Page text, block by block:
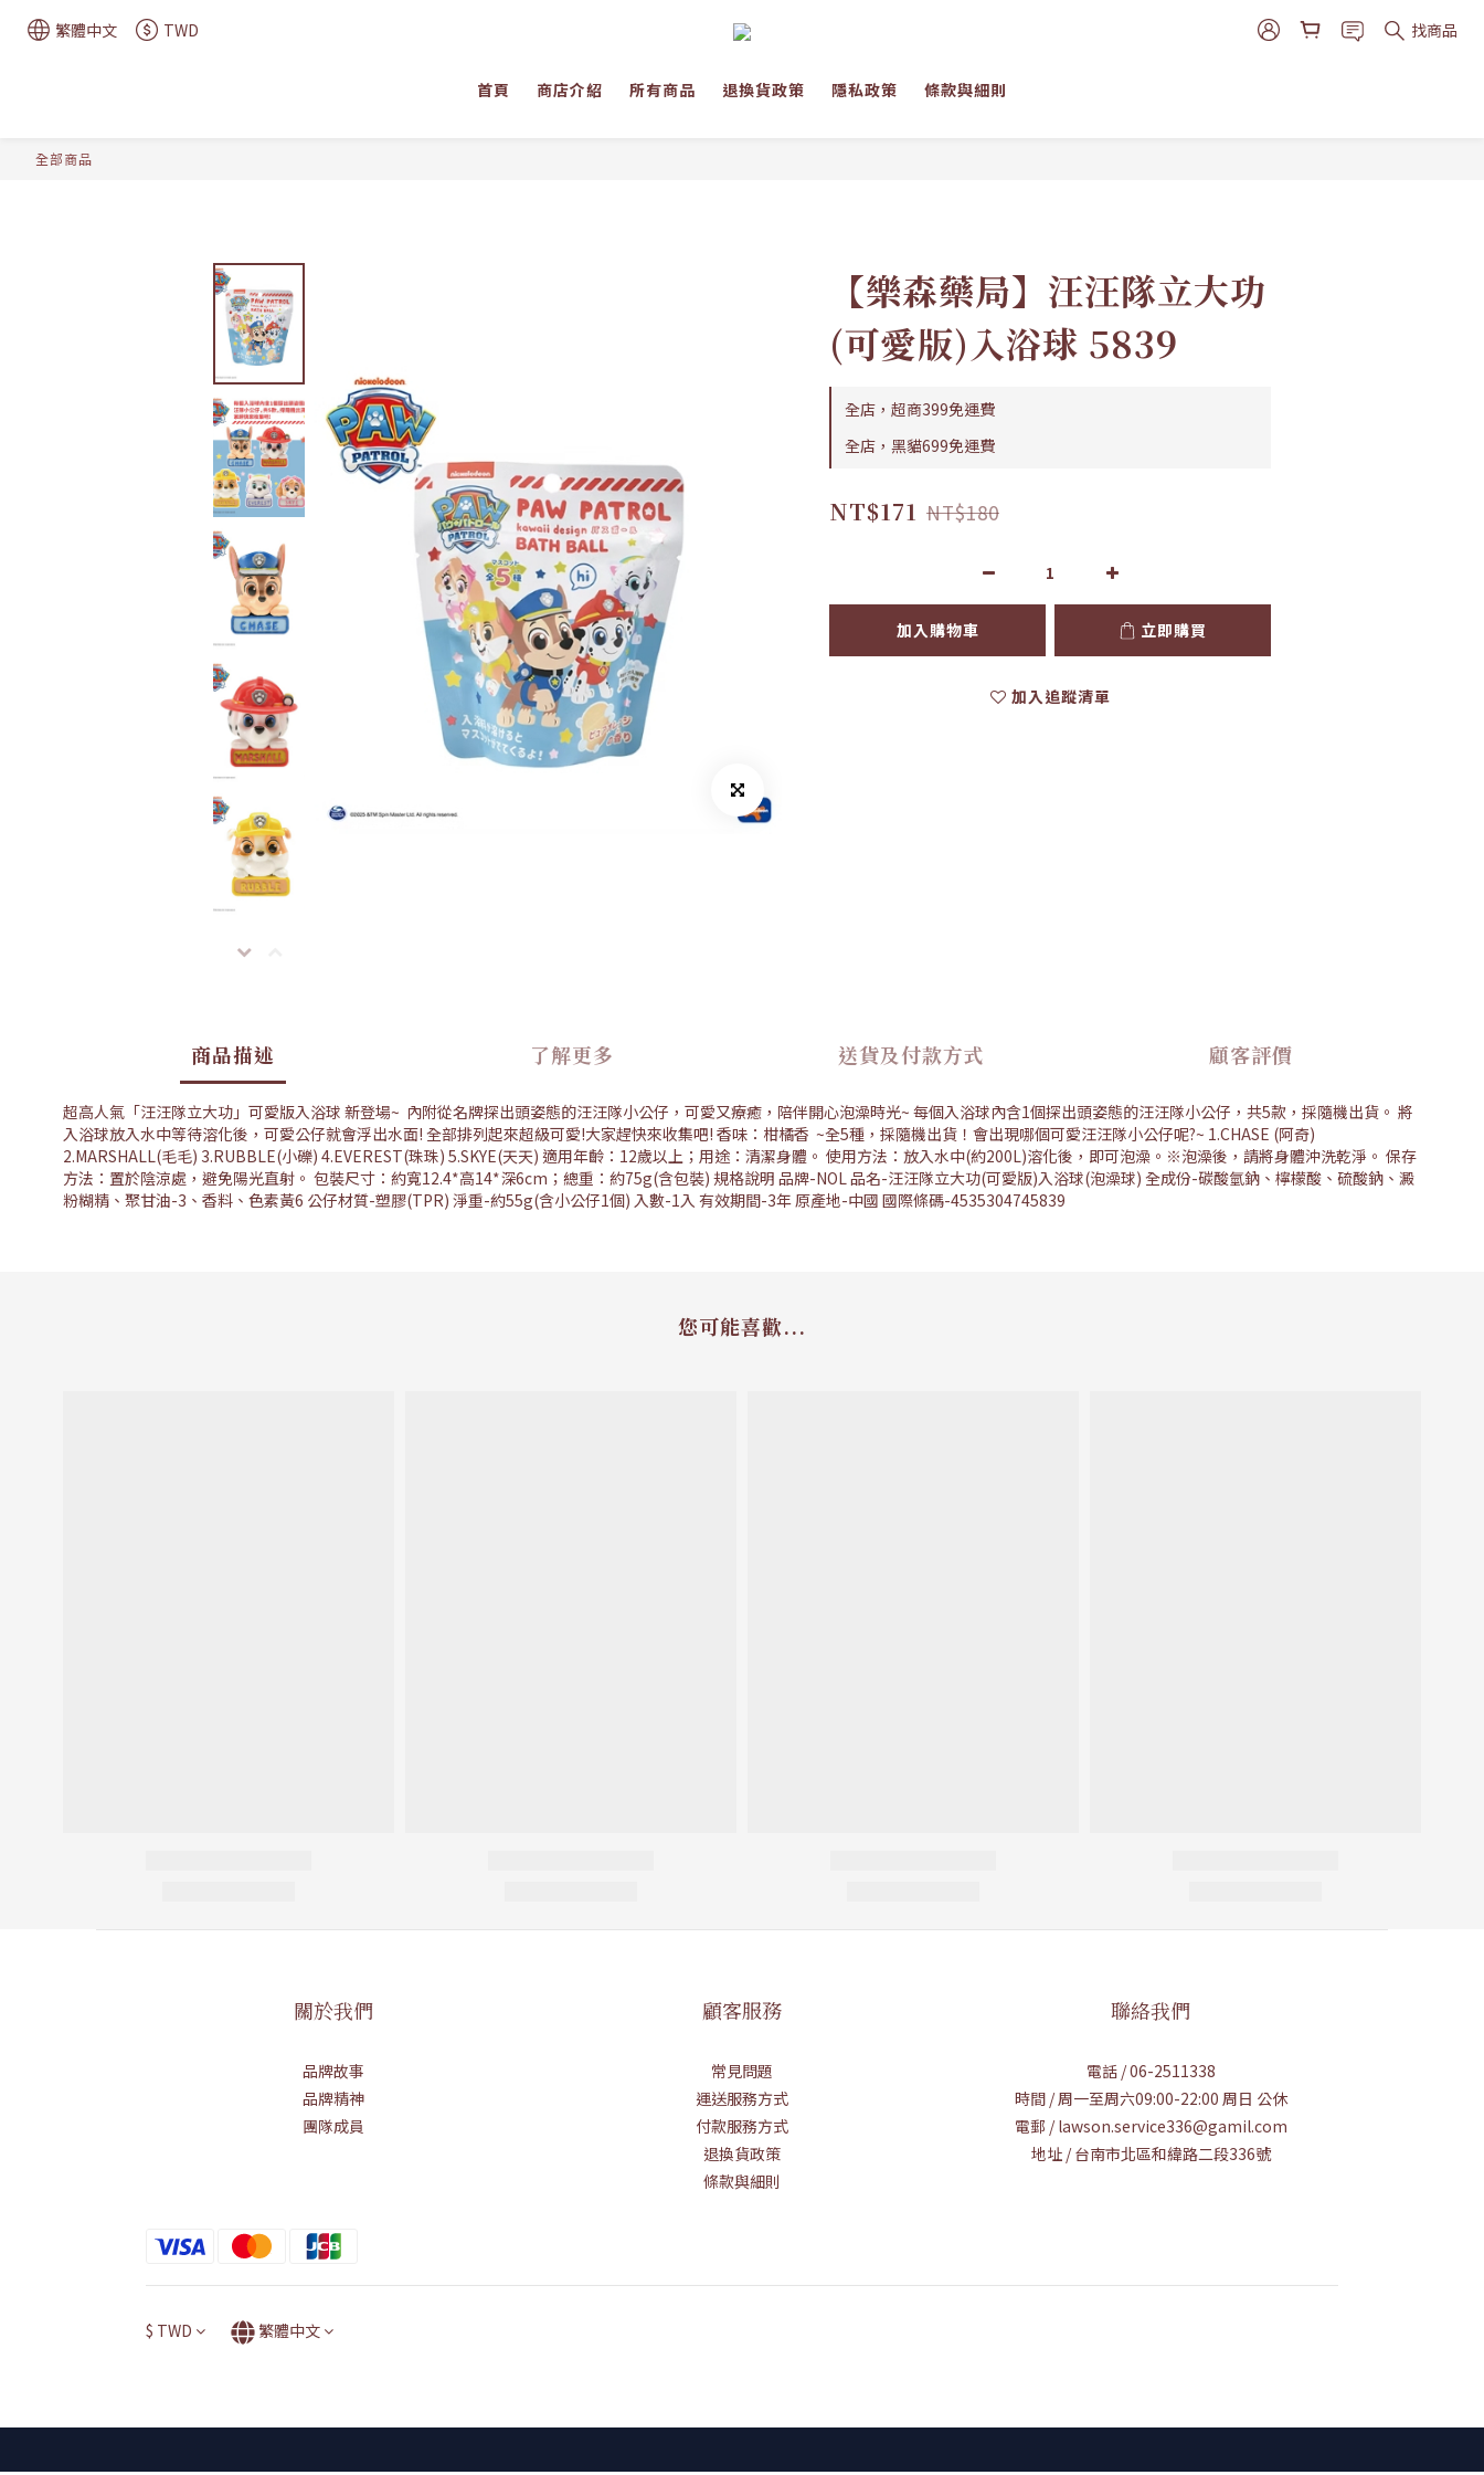
繁體中文 TWD 找商品
首頁 商店介紹 所有商品 退換貨政策 隱私政策 條款與細則
全部商品
【樂森藥局】汪汪隊立大功
(可愛版)入浴球 5839
全店，超商399免運費
全店，黑貓699免運費
NT$171 NT$180
加入購物車 立即購買
加入追蹤清單
商品描述 了解更多 送貨及付款方式 顧客評價
超高人氣「汪汪隊立大功」可愛版入浴球 新登場~ 內附從名牌探出頭姿態的汪汪隊小公仔，可愛又療癒，陪伴開心泡澡時光~ 每個入浴球內含1個探出頭姿態的汪汪隊小公仔，共5款，採隨機出貨。 將
入浴球放入水中等待溶化後，可愛公仔就會浮出水面! 全部排列起來超級可愛!大家趕快來收集吧! 香味：柑橘香 ~全5種，採隨機出貨！會出現哪個可愛汪汪隊小公仔呢?~ 1.CHASE (阿奇)
2.MARSHALL(毛毛) 3.RUBBLE(小礫) 4.EVEREST(珠珠) 5.SKYE(天天) 適用年齡：12歲以上；用途：清潔身體。 使用方法：放入水中(約200L)溶化後，即可泡澡。※泡澡後，請將身體沖洗乾淨。 保存
方法：置於陰涼處，避免陽光直射。 包裝尺寸：約寬12.4*高14*深6cm；總重：約75g(含包裝) 規格說明 品牌-NOL 品名-汪汪隊立大功(可愛版)入浴球(泡澡球) 全成份-碳酸氫鈉、檸檬酸、硫酸鈉、澱
粉糊精、聚甘油-3、香料、色素黃6 公仔材質-塑膠(TPR) 淨重-約55g(含小公仔1個) 入數-1入 有效期間-3年 原產地-中國 國際條碼-4535304745839
您可能喜歡...
關於我們
品牌故事
品牌精神
團隊成員
顧客服務
常見問題
運送服務方式
付款服務方式
退換貨政策
條款與細則
聯絡我們
電話 / 06-2511338
時間 / 周一至周六09:00-22:00 周日 公休
電郵 / lawson.service336@gamil.com
地址 / 台南市北區和緯路二段336號
$ TWD 繁體中文